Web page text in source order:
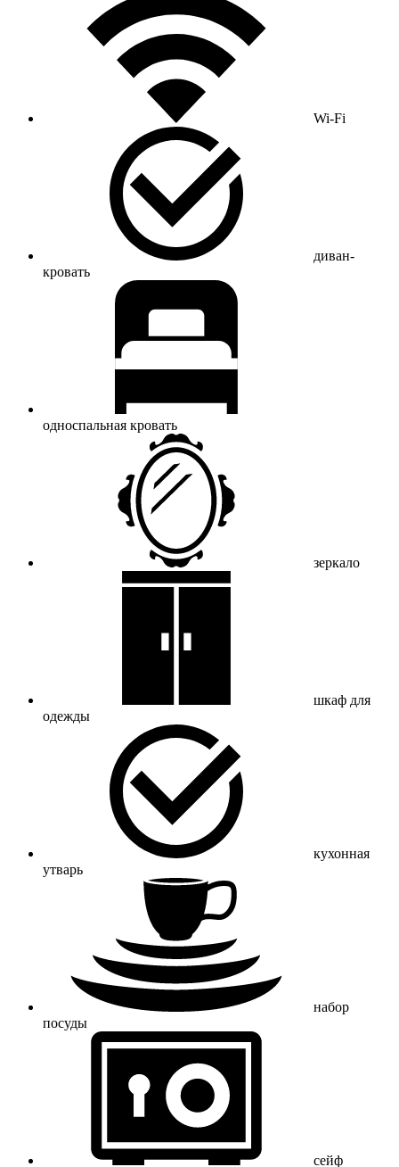
Wi-Fi
диван-
кровать
односпальная кровать
зеркало
шкаф для
одежды
кухонная
утварь
набор
посуды
сейф